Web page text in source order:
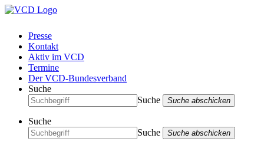
Presse
Kontakt
Aktiv im VCD
Termine
Der VCD-Bundesverband
Suche
Suche
Suche abschicken
Suche
Suche
Suche abschicken